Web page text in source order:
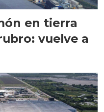
en tierra
vuelve a